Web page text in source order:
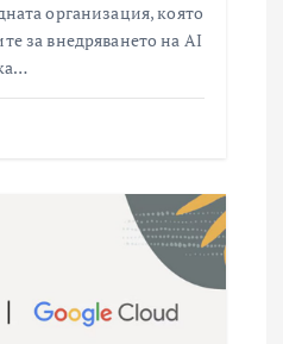
организация, която
за внедряването на AI